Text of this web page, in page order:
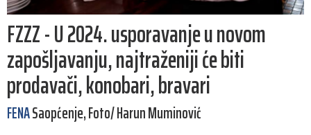
FZZZ - U 2024. usporavanje u novom
zapošljavanju, najtraženiji će biti
prodavači, konobari, bravari
FENASaopćenje, Foto/ Harun Muminović